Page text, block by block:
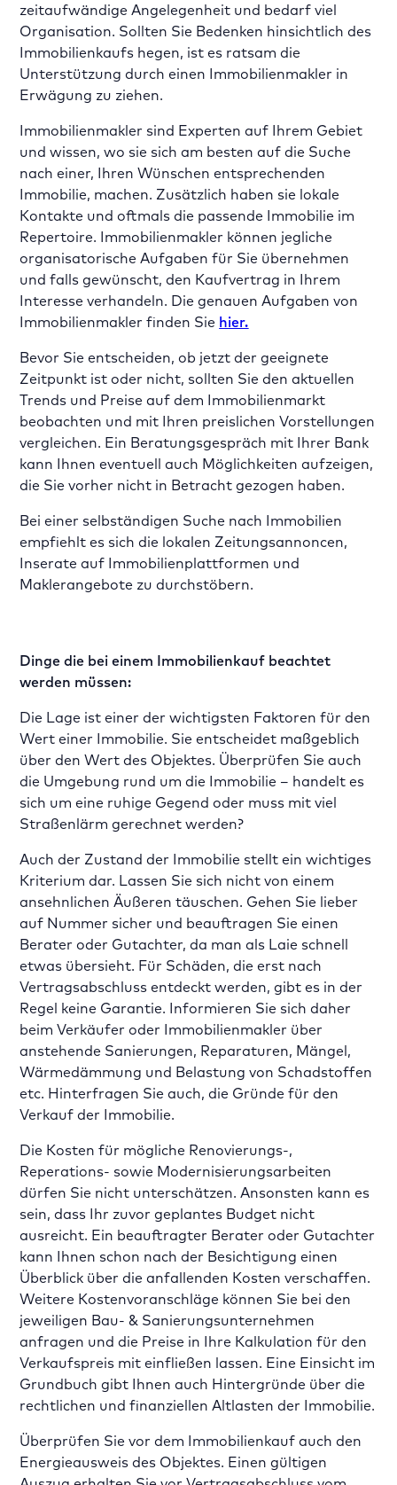
zeitaufwändige Angelegenheit und bedarf viel
Organisation. Sollten Sie Bedenken hinsichtlich des
Immobilienkaufs hegen, ist es ratsam die
Unterstützung durch einen Immobilienmakler in
Erwägung zu ziehen.
Immobilienmakler sind Experten auf Ihrem Gebiet
und wissen, wo sie sich am besten auf die Suche
nach einer, Ihren Wünschen entsprechenden
Immobilie, machen. Zusätzlich haben sie lokale
Kontakte und oftmals die passende Immobilie im
Repertoire. Immobilienmakler können jegliche
organisatorische Aufgaben für Sie übernehmen
und falls gewünscht, den Kaufvertrag in Ihrem
Interesse verhandeln. Die genauen Aufgaben von
Immobilienmakler finden Sie hier.
Bevor Sie entscheiden, ob jetzt der geeignete
Zeitpunkt ist oder nicht, sollten Sie den aktuellen
Trends und Preise auf dem Immobilienmarkt
beobachten und mit Ihren preislichen Vorstellungen
vergleichen. Ein Beratungsgespräch mit Ihrer Bank
kann Ihnen eventuell auch Möglichkeiten aufzeigen,
die Sie vorher nicht in Betracht gezogen haben.
Bei einer selbständigen Suche nach Immobilien
empfiehlt es sich die lokalen Zeitungsannoncen,
Inserate auf Immobilienplattformen und
Maklerangebote zu durchstöbern.
Dinge die bei einem Immobilienkauf beachtet
werden müssen:
Die Lage ist einer der wichtigsten Faktoren für den
Wert einer Immobilie. Sie entscheidet maßgeblich
über den Wert des Objektes. Überprüfen Sie auch
die Umgebung rund um die Immobilie – handelt es
sich um eine ruhige Gegend oder muss mit viel
Straßenlärm gerechnet werden?
Auch der Zustand der Immobilie stellt ein wichtiges
Kriterium dar. Lassen Sie sich nicht von einem
ansehnlichen Äußeren täuschen. Gehen Sie lieber
auf Nummer sicher und beauftragen Sie einen
Berater oder Gutachter, da man als Laie schnell
etwas übersieht. Für Schäden, die erst nach
Vertragsabschluss entdeckt werden, gibt es in der
Regel keine Garantie. Informieren Sie sich daher
beim Verkäufer oder Immobilienmakler über
anstehende Sanierungen, Reparaturen, Mängel,
Wärmedämmung und Belastung von Schadstoffen
etc. Hinterfragen Sie auch, die Gründe für den
Verkauf der Immobilie.
Die Kosten für mögliche Renovierungs-,
Reperations- sowie Modernisierungsarbeiten
dürfen Sie nicht unterschätzen. Ansonsten kann es
sein, dass Ihr zuvor geplantes Budget nicht
ausreicht. Ein beauftragter Berater oder Gutachter
kann Ihnen schon nach der Besichtigung einen
Überblick über die anfallenden Kosten verschaffen.
Weitere Kostenvoranschläge können Sie bei den
jeweiligen Bau- & Sanierungsunternehmen
anfragen und die Preise in Ihre Kalkulation für den
Verkaufspreis mit einfließen lassen. Eine Einsicht im
Grundbuch gibt Ihnen auch Hintergründe über die
rechtlichen und finanziellen Altlasten der Immobilie.
Überprüfen Sie vor dem Immobilienkauf auch den
Energieausweis des Objektes. Einen gültigen